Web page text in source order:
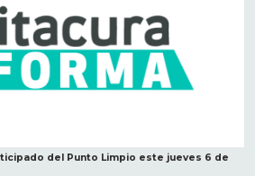
del Punto Limpio este jueves 6 de